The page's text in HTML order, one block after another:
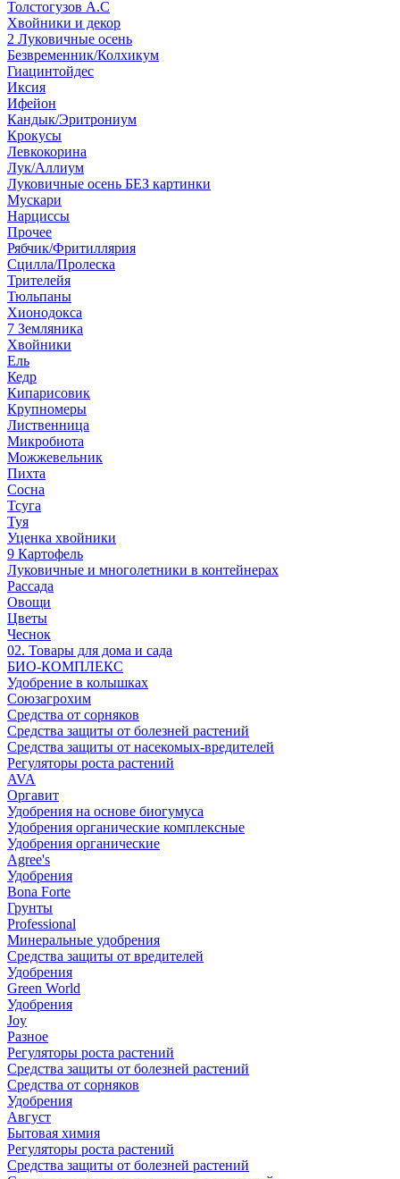
Толстогузов А.С
Хвойники и декор
2 Луковичные осень
Безвременник/Колхикум
Гиацинтойдес
Иксия
Ифейон
Кандык/Эритрониум
Крокусы
Левкокорина
Лук/Аллиум
Луковичные осень БЕЗ картинки
Мускари
Нарциссы
Прочее
Рябчик/Фритиллярия
Сцилла/Пролеска
Трителейя
Тюльпаны
Хионодокса
7 Земляника
Хвойники
Ель
Кедр
Кипарисовик
Крупномеры
Лиственница
Микробиота
Можжевельник
Пихта
Сосна
Тсуга
Туя
Уценка хвойники
9 Картофель
Луковичные и многолетники в контейнерах
Рассада
Овощи
Цветы
Чеснок
02. Товары для дома и сада
БИО-КОМПЛЕКС
Удобрение в колышках
Союзагрохим
Средства от сорняков
Средства защиты от болезней растений
Средства защиты от насекомых-вредителей
Регуляторы роста растений
AVA
Оргавит
Удобрения на основе биогумуса
Удобрения органические комплексные
Удобрения органические
Agree's
Удобрения
Bona Forte
Грунты
Professional
Минеральные удобрения
Средства защиты от вредителей
Удобрения
Green World
Удобрения
Joy
Разное
Регуляторы роста растений
Средства защиты от болезней растений
Средства от сорняков
Удобрения
Август
Бытовая химия
Регуляторы роста растений
Средства защиты от болезней растений